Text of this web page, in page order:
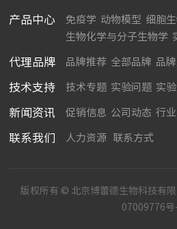
产品中心 免疫学 动物模型 细胞
生物化学与分子生物学
代理品牌 品牌推荐 全部品牌 品
技术支持 技术专题 实验问题 实
新闻资讯 促销信息 公司动态 行
联系我们 人力资源 联系方式
版权所有 © 北京博蕾德生物科技有限
07009776号